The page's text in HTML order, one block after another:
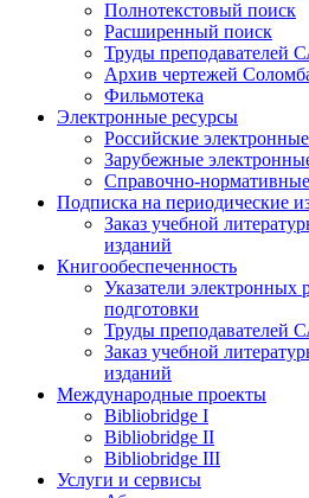
Полнотекстовый поиск
Расширенный поиск
Труды преподавателей
Архив чертежей
Фильмотека
Электронные ресурсы
Российские
Зарубежные
Справочно-
Подписка на периодические
Заказ учебной
изданий
Книгообеспеченность
Указатели электронных
подготовки
Труды преподавателей
Заказ учебной
изданий
Международные проекты
Bibliobridge I
Bibliobridge II
Bibliobridge III
Услуги и сервисы